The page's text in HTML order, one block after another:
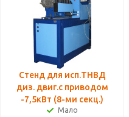
Стенд для исп.ТНВД
диз. двиг.с приводом
-7,5кВт (8-ми секц.)
Мало